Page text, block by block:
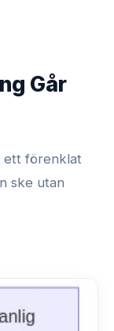
Går
ett förenklat
ske utan